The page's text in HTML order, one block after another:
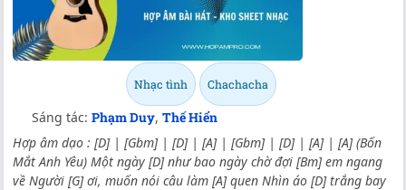
Nhạc tình Chachacha
Sáng tác: Phạm Duy, Thế Hiển
Hợp âm dạo : [D] | [Gbm] | [D] | [A] | [Gbm] | [D] | [A] | [A] (Bốn
Mắt Anh Yêu) Một ngày [D] như bao ngày chờ đợi [Bm] em ngang
về Người [G] ơi, muốn nói câu làm [A] quen Nhìn áo [D] trắng bay